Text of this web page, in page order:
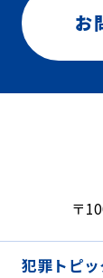
お
〒
犯罪トピッ